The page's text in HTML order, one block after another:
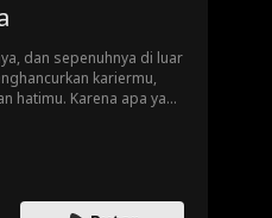
dan sepenuhnya di luar
kariermu,
hatimu. Karena apa yang